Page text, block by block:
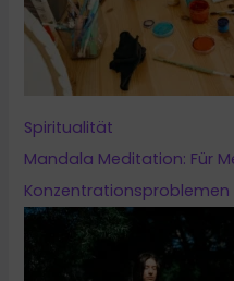
Spiritualität
Mandala Meditation: Für
Konzentrationsproblemen